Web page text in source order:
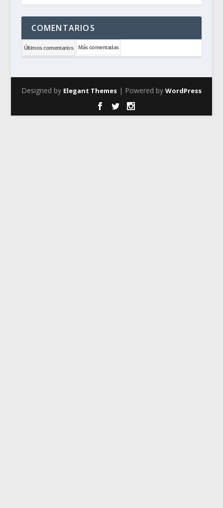
COMENTARIOS
Últimos comentarios Más comentadas
Designed by Elegant Themes| Powered by WordPress